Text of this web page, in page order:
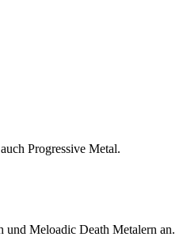
Progressive Metal.
und Meloadic Death Metalern an.